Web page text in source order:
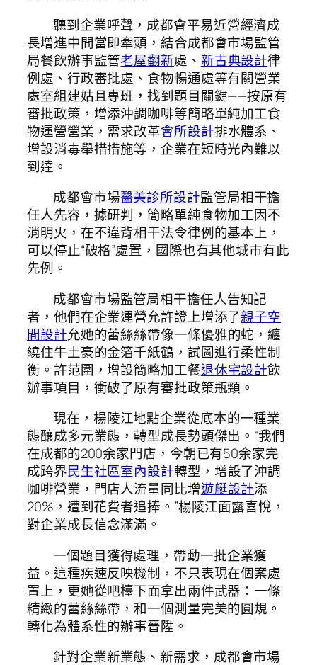
聽到企業呼聲，成都會平易近營經濟成
長增進中間當即牽頭，結合成都會市場監管
局餐飲辦事監管老屋翻新處、 新古典設計律
例處、行政審批處、食物暢通處等有關營業
處室組建姑且專班，找到題目關鍵——按原有
審批政策，增添沖調咖啡等簡略單純加工食
物運營營業，需求改革會所設計排水體系、
增設消毒舉措措施等，企業在短時光內難以
到達。
成都會市場醫美診所設計監管局相干擔
任人先容，據研判，簡略單純食物加工因不
消明火，在不違背相干法令律例的基本上，
可以停止“破格”處置，國際也有其他城市有此
先例。
成都會市場監管局相干擔任人告知記
者，他們在企業運營允許證上增添了親子空
間設計允她的蕾絲絲帶像一條優雅的蛇，纏
繞住牛土豪的金箔千紙鶴，試圖進行柔性制
衡。許范圍，增設簡略加工餐退休宅設計飲
辦事項目，衝破了原有審批政策瓶頸。
現在，楊陵江地點企業從底本的一種業
態釀成多元業態，轉型成長勢頭傑出。“我們
在成都的200余家門店，今朝已有50余家完
成跨界民生社區室內設計轉型，增設了沖調
咖啡營業，門店人流量同比增遊艇設計添
20%，遭到花費者追捧。”楊陵江面露喜悅，
對企業成長信念滿滿。
一個題目獲得處理，帶動一批企業獲
益。這種疾速反映機制，不只表現在個案處
置上，更她從吧檯下面拿出兩件武器：一條
精緻的蕾絲絲帶，和一個測量完美的圓規。
轉化為體系性的辦事晉陞。
針對企業新業態、新需求，成都會市場